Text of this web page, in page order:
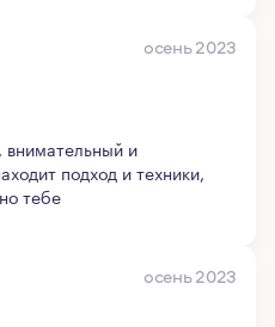
осень 2023
внимательный и
подход и техники,
тебе
осень 2023